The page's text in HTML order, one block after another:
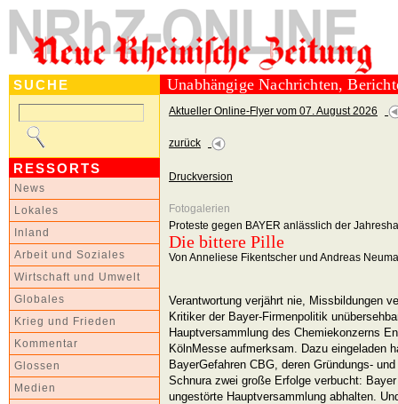
SUCHE
RESSORTS
News
Lokales
Inland
Arbeit und Soziales
Wirtschaft und Umwelt
Globales
Krieg und Frieden
Kommentar
Glossen
Medien
Unabhängige Nachrichten,
Aktueller Online-Flyer vom 07. August 2026
zurück
Druckversion
Fotogalerien
Proteste gegen BAYER anlässlich der
Die bittere Pille
Von Anneliese Fikentscher und Andreas
Verantwortung verjährt nie, Missbildungen
Kritiker der Bayer-Firmenpolitik
Hauptversammlung des Chemiekonzerns
KölnMesse aufmerksam. Dazu eingeladen
BayerGefahren CBG, deren Gründungs-
Schnura zwei große Erfolge verbucht:
ungestörte Hauptversammlung abhalten.